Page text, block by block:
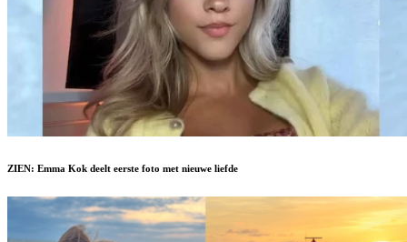
ZIEN: Emma Kok deelt eerste foto met nieuwe liefde